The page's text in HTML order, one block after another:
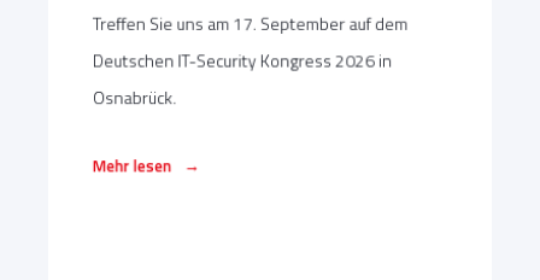
Treffen Sie uns am 17. September auf dem
Deutschen IT-Security Kongress 2026 in
Osnabrück.
Mehr lesen →